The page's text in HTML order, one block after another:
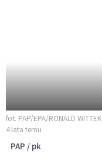
fot. PAP/EPA/RONALD WITTEK
4 lata temu
PAP / pk